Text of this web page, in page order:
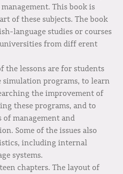
This book is
of these subjects. The book
language studies or courses
from diff erent
the lessons are for students
programs, to learn
the improvement of
these programs, and to
management and
Some of the issues also
including internal
systems.
chapters. The layout of